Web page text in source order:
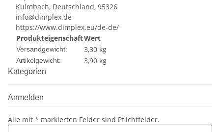
Kulmbach, Deutschland, 95326
info@dimplex.de
https://www.dimplex.eu/de-de/
ProdukteigenschaftWert
Versandgewicht: 3,30 kg
Artikelgewicht: 3,90 kg
Kategorien
Anmelden
Alle mit * markierten Felder sind Pflichtfelder.